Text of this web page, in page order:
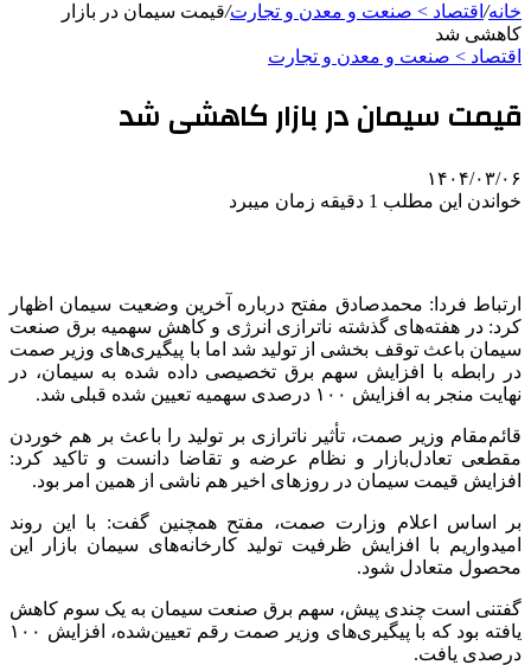
خانه/ اقتصاد > صنعت و معدن و تجارت/قیمت سیمان در بازار
کاهشی شد
اقتصاد > صنعت و معدن و تجارت
قیمت سیمان در بازار کاهشی شد
۱۴۰۴/۰۳/۰۶
خواندن این مطلب 1 دقیقه زمان میبرد
ارتباط فردا: محمدصادق مفتح درباره آخرین وضعیت سیمان اظهار
کرد: در هفته‌های گذشته ناترازی انرژی و کاهش سهمیه برق صنعت
سیمان باعث توقف بخشی از تولید شد اما با پیگیری‌های وزیر صمت
در رابطه با افزایش سهم برق تخصیصی داده شده به سیمان، در
نهایت منجر به افزایش ۱۰۰ درصدی سهمیه تعیین شده قبلی شد.
قائم‌مقام وزیر صمت، تأثیر ناترازی بر تولید را باعث بر هم خوردن
مقطعی تعادل‌بازار و نظام عرضه و تقاضا دانست و تاکید کرد:
افزایش قیمت سیمان در روزهای اخیر هم ناشی از همین امر بود.
بر اساس اعلام وزارت صمت، مفتح همچنین گفت: با این روند
امیدواریم با افزایش ظرفیت تولید کارخانه‌های سیمان بازار این
محصول متعادل شود.
گفتنی است چندی پیش، سهم برق صنعت سیمان به یک سوم کاهش
یافته بود که با پیگیری‌های وزیر صمت
رقم تعیین‌شده، افزایش ۱۰۰
درصدی یافت.